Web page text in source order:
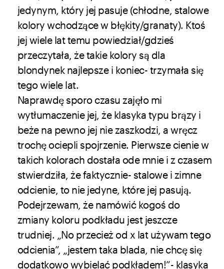
jedynym, który jej pasuje (chłodne, stalowe
kolory wchodzące w błękity/granaty). Ktoś
jej wiele lat temu powiedział/gdzieś
przeczytała, że takie kolory są dla
blondynek najlepsze i koniec- trzymała się
tego wiele lat.
Naprawdę sporo czasu zajęło mi
wytłumaczenie jej, że klasyka typu brązy i
beże na pewno jej nie zaszkodzi, a wręcz
trochę ociepli spojrzenie. Pierwsze cienie w
takich kolorach dostała ode mnie i z czasem
stwierdziła, że faktycznie- stalowe i zimne
odcienie, to nie jedyne, które jej pasują.
Podejrzewam, że namówić kogoś do
zmiany koloru podkładu jest jeszcze
trudniej. „No przecież od x lat używam tego
odcienia”, „jestem taka blada, nie chcę się
dodatkowo wybielać podkładem!”- klasyka